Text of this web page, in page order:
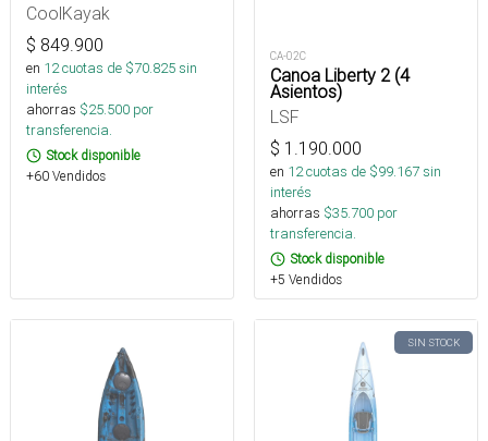
CoolKayak
$ 849.900
en 12cuotas de $70.825sin
interés
ahorras $25.500 por
transferencia.
Stock disponible
+60 Vendidos
CA-02C
Canoa Liberty 2 (4
Asientos)
LSF
$ 1.190.000
en 12cuotas de $99.167sin
interés
ahorras $35.700 por
transferencia.
Stock disponible
+5 Vendidos
SIN STOCK